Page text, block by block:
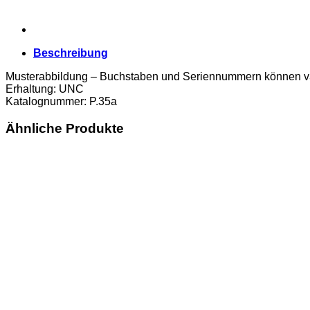
Beschreibung
Musterabbildung – Buchstaben und Seriennummern können
Erhaltung: UNC
Katalognummer: P.35a
Ähnliche Produkte